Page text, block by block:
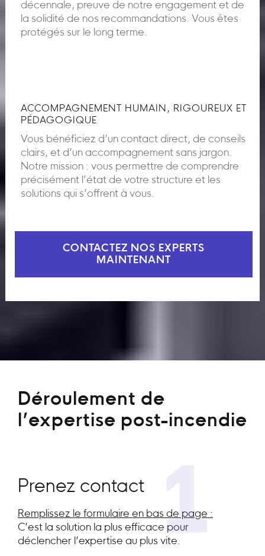
décennale, preuve de notre engagement et de
la solidité de nos recommandations. Vous êtes
protégés sur le long terme.
ACCOMPAGNEMENT HUMAIN, RIGOUREUX ET
PÉDAGOGIQUE
Vous bénéficiez d’un contact direct, de conseils
clairs, et d’un accompagnement sans jargon.
Notre mission : vous permettre de comprendre
précisément l’état de votre structure et les
solutions qui s’offrent à vous.
CONTACTEZ NOS EXPERTS
MAINTENANT
Déroulement de
l’expertise post-incendie
1
Prenez contact
Remplissez le formulaire en bas de page :
C’est la solution la plus efficace pour
déclencher l’expertise au plus vite.